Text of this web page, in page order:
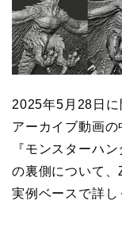
2025年5月28日
アーカイブ動画
『モンスターハ
の裏側について
実例ベースで詳し